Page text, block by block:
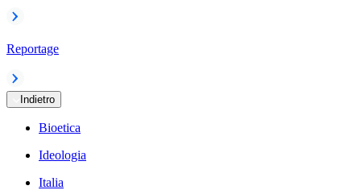
Reportage
Indietro
Bioetica
Ideologia
Italia